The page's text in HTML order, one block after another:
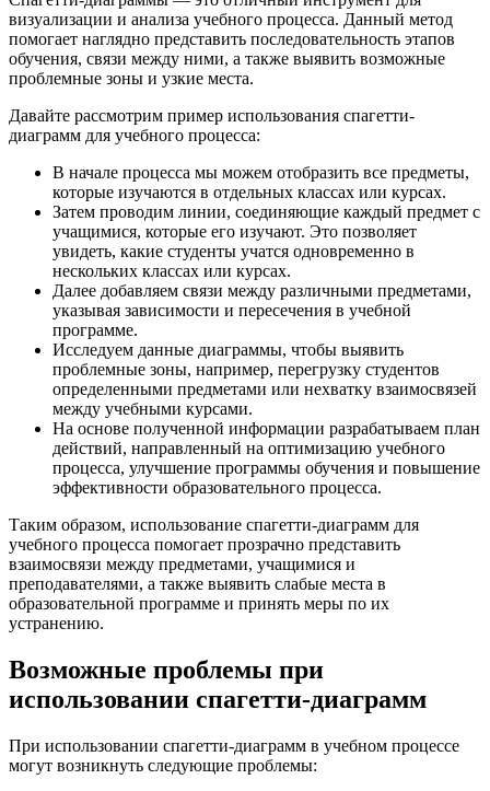
визуализации и анализа учебного процесса. Данный метод
помогает наглядно представить последовательность этапов
обучения, связи между ними, а также выявить возможные
проблемные зоны и узкие места.
Давайте рассмотрим пример использования спагетти-
диаграмм для учебного процесса:
В начале процесса мы можем отобразить все предметы,
которые изучаются в отдельных классах или курсах.
Затем проводим линии, соединяющие каждый предмет с
учащимися, которые его изучают. Это позволяет
увидеть, какие студенты учатся одновременно в
нескольких классах или курсах.
Далее добавляем связи между различными предметами,
указывая зависимости и пересечения в учебной
программе.
Исследуем данные диаграммы, чтобы выявить
проблемные зоны, например, перегрузку студентов
определенными предметами или нехватку взаимосвязей
между учебными курсами.
На основе полученной информации разрабатываем план
действий, направленный на оптимизацию учебного
процесса, улучшение программы обучения и повышение
эффективности образовательного процесса.
Таким образом, использование спагетти-диаграмм для
учебного процесса помогает прозрачно представить
взаимосвязи между предметами, учащимися и
преподавателями, а также выявить слабые места в
образовательной программе и принять меры по их
устранению.
Возможные проблемы при
использовании спагетти-диаграмм
При использовании спагетти-диаграмм в учебном процессе
могут возникнуть следующие проблемы: